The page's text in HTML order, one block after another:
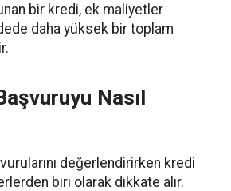
bir kredi, ek maliyetler
daha yüksek bir toplam
Nasıl
değerlendirirken kredi
biri olarak dikkate alır.